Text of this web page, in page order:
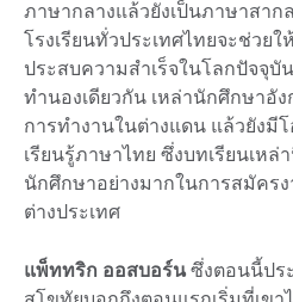
ภาษากลางแล้วยังเป็นภาษาสาก
โรงเรียนทั่วประเทศไทยจะช่วย
ประสบความสำเร็จในโลกปัจจุ
ทำนองเดียวกัน เหล่านักศึกษาอั
การทำงานในต่างแดน แล้วยังมี
เรียนรู้ภาษาไทย ซึ่งบทเรียนเหล่
นักศึกษาอย่างมากในการสมัคร
ต่างประเทศ
แพ็ททริก ออสบอร์นซึ่งตอนนี้ปร